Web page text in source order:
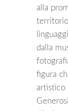
alla
dalla
figura
artistico